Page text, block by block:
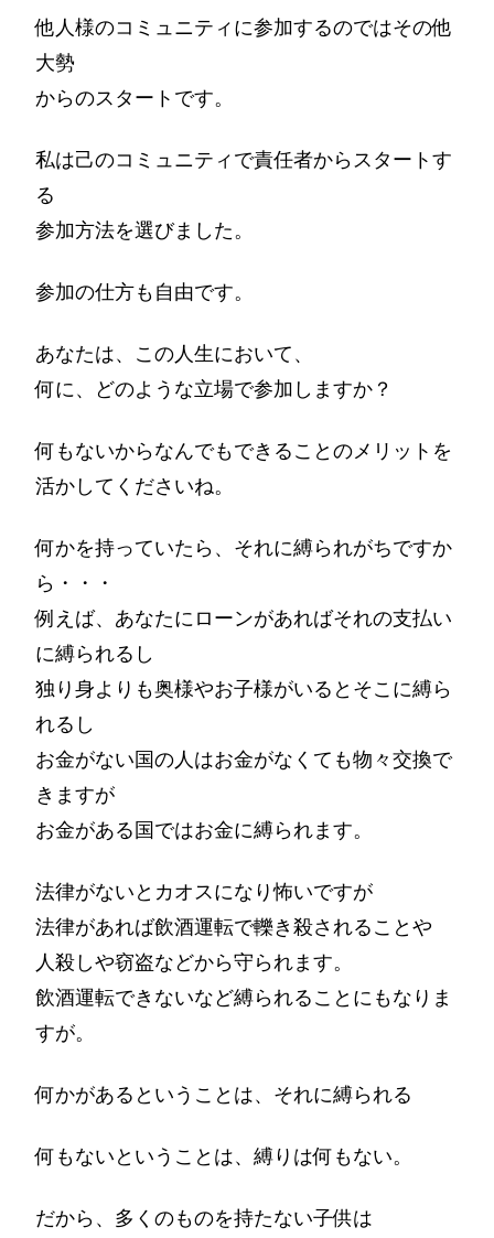
他人様のコミュニティに参加するのではその他
大勢
からのスタートです。
私は己のコミュニティで責任者からスタートす
る
参加方法を選びました。
参加の仕方も自由です。
あなたは、この人生において、
何に、どのような立場で参加しますか？
何もないからなんでもできることのメリットを
活かしてくださいね。
何かを持っていたら、それに縛られがちですか
ら・・・
例えば、あなたにローンがあればそれの支払い
に縛られるし
独り身よりも奥様やお子様がいるとそこに縛ら
れるし
お金がない国の人はお金がなくても物々交換で
きますが
お金がある国ではお金に縛られます。
法律がないとカオスになり怖いですが
法律があれば飲酒運転で轢き殺されることや
人殺しや窃盗などから守られます。
飲酒運転できないなど縛られることにもなりま
すが。
何かがあるということは、それに縛られる
何もないということは、縛りは何もない。
だから、多くのものを持たない子供は